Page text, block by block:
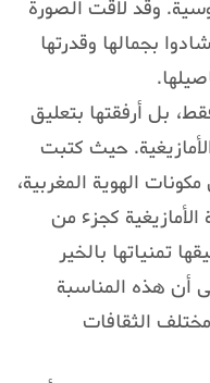
وقد لاقت الصورة
بجمالها وقدرتها
بل أرفقتها بتعليق
حيث كتبت
الهوية المغربية،
كجزء من
تمنياتها بالخير
أن هذه المناسبة
الثقافات